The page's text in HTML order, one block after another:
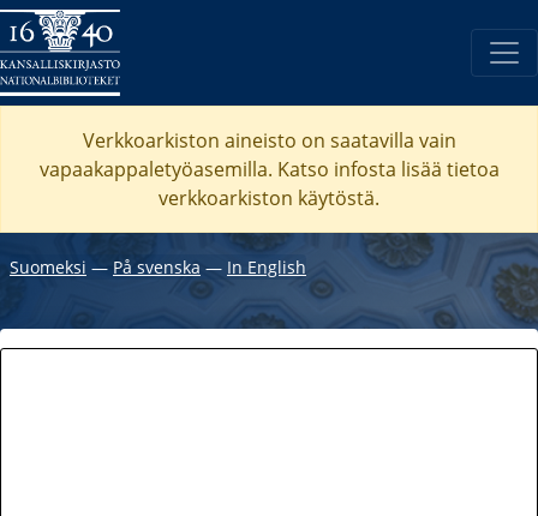
Verkkoarkiston aineisto on saatavilla vain
vapaakappaletyöasemilla. Katso infosta lisää tietoa
verkkoarkiston käytöstä.
Suomeksi ― På svenska ― In English